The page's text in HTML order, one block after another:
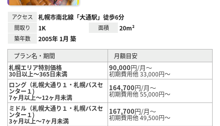
アクセス 札幌市南北線「大通駅」徒歩6分
間取り 1K 面積 20m²
築年数 2005年 1月 築
プラン名・期間
月額目安
札幌エリア特別価格
30日以上～365日未満
90,000円/月～
初期費用他 33,000円～
ロング（札幌大通り１・札幌バスセ
ンター１)
7ヶ月以上～12ヶ月未満
164,700円/月～
初期費用他 55,000円～
ミドル（札幌大通り１・札幌バスセ
ンター１)
3ヶ月以上～7ヶ月未満
167,700円/月～
初期費用他 49,500円～